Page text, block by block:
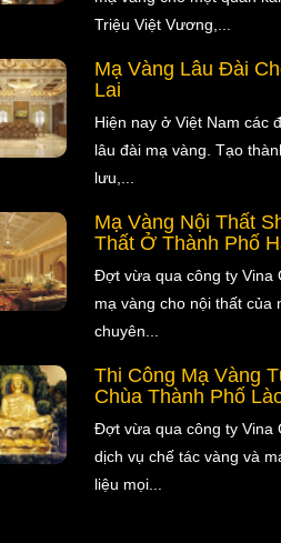
Triệu Việt Vương,...
Mạ Vàng Lâu Đài
Lai
Hiện nay ở Việt Nam các
lâu đài mạ vàng. Tạo
lưu,...
Mạ Vàng Nội Thất
Thất Ở Thành Phố
Đợt vừa qua công ty Vina
mạ vàng cho nội thất của
chuyên...
Thi Công Mạ Vàng
Chùa Thành Phố
Đợt vừa qua công ty Vina
dịch vụ chế tác vàng và
liệu mọi...